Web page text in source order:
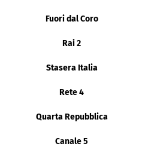
Fuori dal Coro
Rai 2
Stasera Italia
Rete 4
Quarta Repubblica
Canale 5